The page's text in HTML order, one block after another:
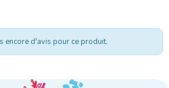
encore d'avis pour ce produit.